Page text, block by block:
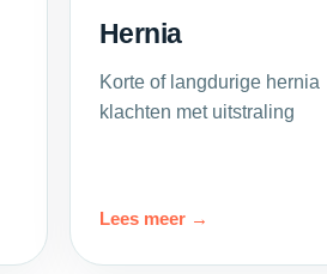
Hernia
Korte of langdurige hernia
klachten met uitstraling
Lees meer